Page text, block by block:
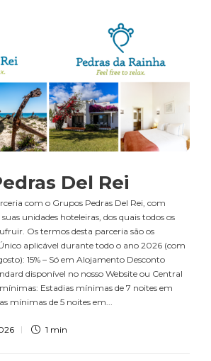
Del Rei
com o Grupos Pedras Del Rei, com
unidades hoteleiras, dos quais todos os
Os termos desta parceria são os
aplicável durante todo o ano 2026 (com
15% – Só em Alojamento Desconto
disponível no nosso Website ou Central
mínimas: Estadias mínimas de 7 noites em
mínimas de 5 noites em...
1 min